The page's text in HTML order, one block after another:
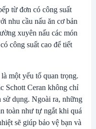
từ đơn có công suất
nhu cầu nấu ăn cơ bản
xuyên nấu các món
công suất cao để tiết
một yếu tố quan trọng.
Schott Ceran không chỉ
sử dụng. Ngoài ra, những
toàn như tự ngắt khi quá
sẽ giúp bảo vệ bạn và